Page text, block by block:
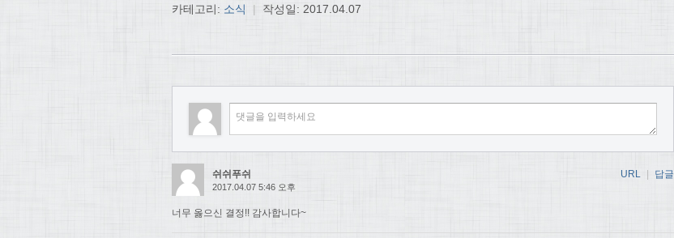
카테고리: 소식 | 작성일: 2017.04.07
쉬쉬푸쉬
2017.04.07 5:46 오후
너무 옳으신 결정!! 감사합니다~
URL | 답글